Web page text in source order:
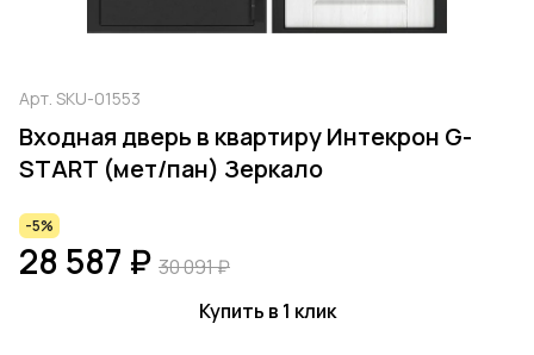
Арт. SKU-01553
Входная дверь в квартиру Интекрон G-
START (мет/пан) Зеркало
-5%
28 587 ₽ 30 091 ₽
Купить в 1 клик